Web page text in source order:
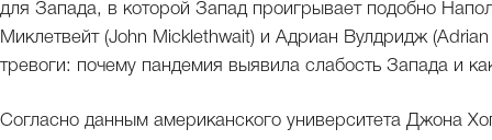
для Запада, в которой Запад проигрывает подобно
Миклетвейт (John Micklethwait) и Адриан Вулдридж
тревоги: почему пандемия выявила слабость Запада и
Согласно данным американского университета Джона